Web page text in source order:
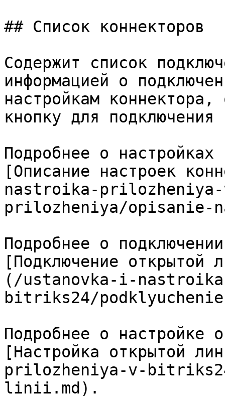
## Список коннекторов
Содержит список
информацией о
настройкам
кнопку для
Подробнее о
[Описание настроек
nastroika-
prilozheniya/opisanie-
Подробнее о
[Подключение открытой
(/ustanovka-i-
bitriks24/
Подробнее о настройке
[Настройка открытой
prilozheniya-v-